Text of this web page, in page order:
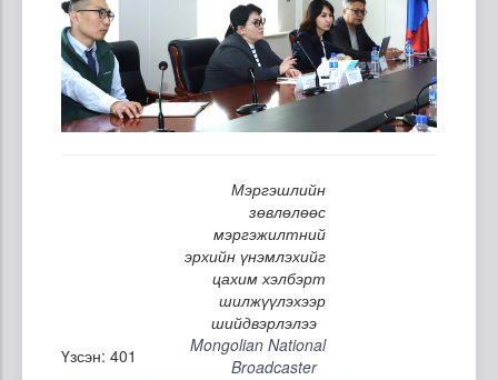
Мэргэшлийн
зөвлөлөөс
мэргэжилтний
эрхийн үнэмлэхийг
цахим хэлбэрт
шилжүүлэхээр
шийдвэрлэлээ
Үзсэн: 401
Mongolian National
Broadcaster